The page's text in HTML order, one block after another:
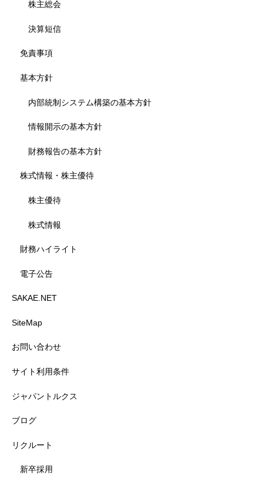
株主総会
決算短信
免責事項
基本方針
内部統制システム構築の基本方針
情報開示の基本方針
財務報告の基本方針
株式情報・株主優待
株主優待
株式情報
財務ハイライト
電子公告
SAKAE.NET
SiteMap
お問い合わせ
サイト利用条件
ジャパントルクス
ブログ
リクルート
新卒採用